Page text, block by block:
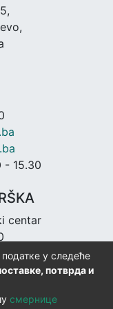
- 15.30
centar
у следеће
потврда и
смернице